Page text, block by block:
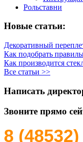
Рольставни
Новые статьи:
Декоративный
Как подобрать
Как производится
Все статьи >>
Написать
Звоните прямо
8 (48532)